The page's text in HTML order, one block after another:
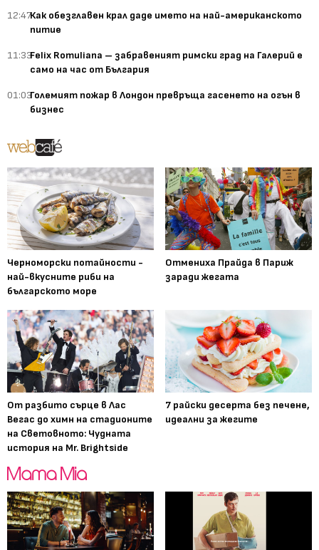
12:47Как обезглавен крал даде името на най-американското
питие
11:33Felix Romuliana – забравеният римски град на Галерий е
само на час от България
01:03Големият пожар в Лондон превръща гасенето на огън в
бизнес
Черноморски потайности -
най-вкусните риби на
българското море
Отмениха Прайда в Париж
заради жегата
От разбито сърце в Лас
Вегас до химн на стадионите
на Световното: Чудната
история на Mr. Brightside
7 райски десерта без печене,
идеални за жегите